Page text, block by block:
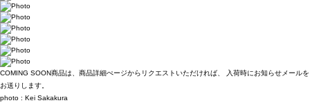
COMING SOON商品は、商品詳細ぺージからリクエストいただければ、 入荷時にお知らせメールを
お送りします。
photo : Kei Sakakura